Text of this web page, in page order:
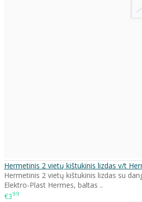
Hermetinis 2 vietų kištukinis lizdas v/t
Hermetinis 2 vietų kištukinis lizdas su
Elektro-Plast Hermes, baltas ..
€399